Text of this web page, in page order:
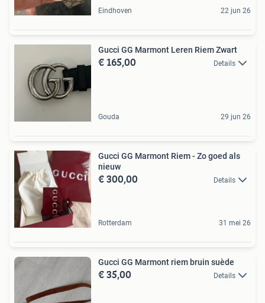
Eindhoven 22 jun 26
Gucci GG Marmont Leren Riem Zwart
€ 165,00 Details
Gouda 29 jun 26
Gucci GG Marmont Riem - Zo goed als
nieuw
€ 300,00 Details
Rotterdam 31 mei 26
Gucci GG Marmont riem bruin suède
€ 35,00 Details